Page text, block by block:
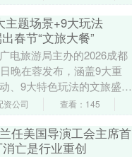
主题场景+9大玩法
春节“文旅大餐”
电旅游局主办的2026成都
晚在蓉发布，涵盖9大重
、9大特色玩法的文旅盛宴
民游客发出新春邀约。 记
资公司 查看：145
任美国导演工会主席首
亡是行业重创